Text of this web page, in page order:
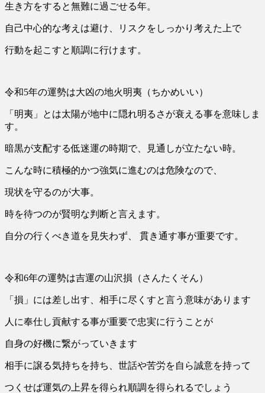
生き方をすると無難に過ごせる年。
自己中心的な考えは避け、リスクをしっかり考えた上で
行動を起こすと順調に行けます。
令和5年の運勢は大凶の地火明夷（ちかめいい）
「明夷」とは太陽が地中に隠れ明るさが衰える事を意味しま
す。
暗黒が支配する低迷運の時期で、見通しが立たない時。
こんな時に積極的かつ強気に進むのは危険なので、
現状を守るのが大事。
時を待つのが賢明な判断と言えます。
自分の行くべき道を見失わず、 貫き通す事が重要です。
令和6年の運勢は吉運の山沢損（さんたくそん）
「損」には差し出す、相手に尽くすと言う意味があります
人に奉仕し貢献する事が重要で忠実に行うことが
自身の好機に繋がっていきます
相手に譲る気持ちを持ち、世話や苦労を自ら誠意を持って
つくせば運気の上昇を得られ順調を得られるでしょう